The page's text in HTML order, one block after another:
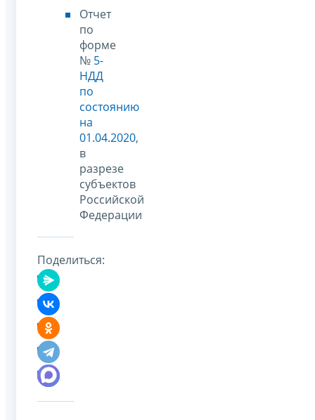
Отчет
по
форме
№ 5-
НДД
по
состоянию
на
01.04.2020,
в
разрезе
субъектов
Российской
Федерации
Поделиться: